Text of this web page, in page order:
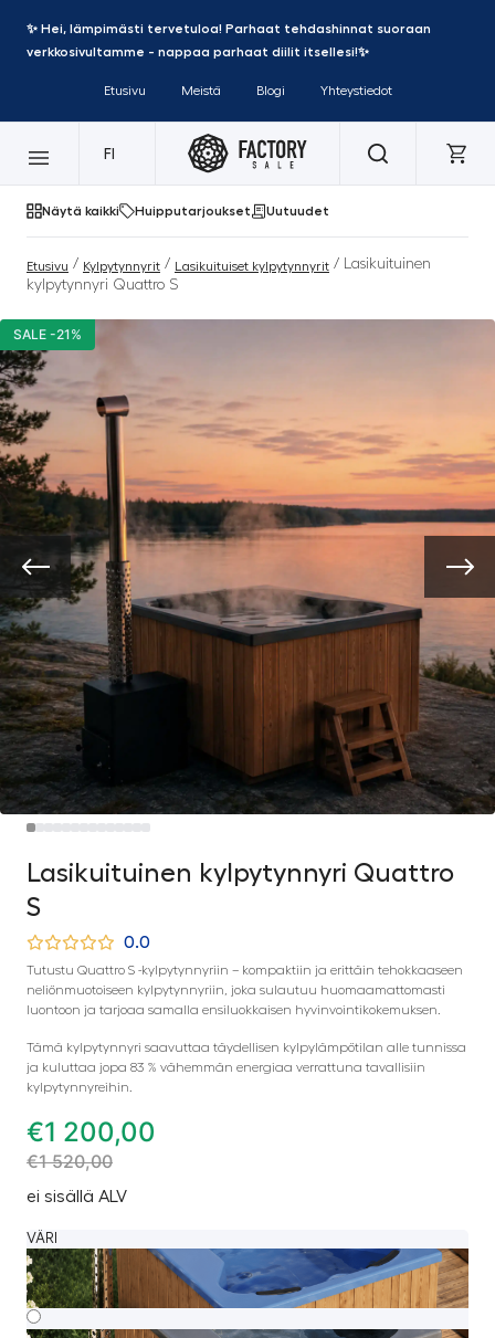
✨ Hei, lämpimästi tervetuloa! Parhaat tehdashinnat suoraan
verkkosivultamme - nappaa parhaat diilit itsellesi!✨
Etusivu Meistä Blogi Yhteystiedot
FI
Näytä kaikki Huipputarjoukset Uutuudet
Etusivu / Kylpytynnyrit / Lasikuituiset kylpytynnyrit / Lasikuituinen
kylpytynnyri Quattro S
SALE -21%
Lasikuituinen kylpytynnyri Quattro
S
0.0
Tutustu Quattro S -kylpytynnyriin – kompaktiin ja erittäin tehokkaaseen
neliönmuotoiseen kylpytynnyriin, joka sulautuu huomaamattomasti
luontoon ja tarjoaa samalla ensiluokkaisen hyvinvointikokemuksen.
Tämä kylpytynnyri saavuttaa täydellisen kylpylämpötilan alle tunnissa
ja kuluttaa jopa 83 % vähemmän energiaa verrattuna tavallisiin
kylpytynnyreihin.
€1 200,00
€1 520,00
ei sisällä ALV
VÄRI